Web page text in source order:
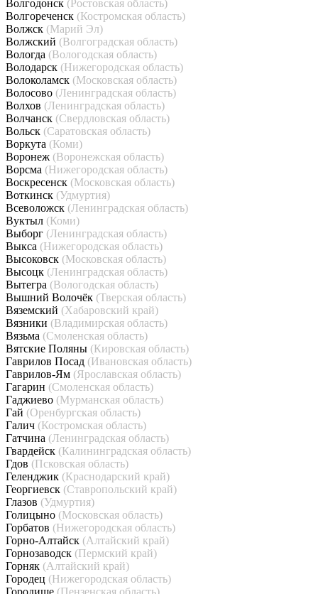
Волгодонск (Ростовская область)
Волгореченск (Костромская область)
Волжск (Марий Эл)
Волжский (Волгоградская область)
Вологда (Вологодская область)
Володарск (Нижегородская область)
Волоколамск (Московская область)
Волосово (Ленинградская область)
Волхов (Ленинградская область)
Волчанск (Свердловская область)
Вольск (Саратовская область)
Воркута (Коми)
Воронеж (Воронежская область)
Ворсма (Нижегородская область)
Воскресенск (Московская область)
Воткинск (Удмуртия)
Всеволожск (Ленинградская область)
Вуктыл (Коми)
Выборг (Ленинградская область)
Выкса (Нижегородская область)
Высоковск (Московская область)
Высоцк (Ленинградская область)
Вытегра (Вологодская область)
Вышний Волочёк (Тверская область)
Вяземский (Хабаровский край)
Вязники (Владимирская область)
Вязьма (Смоленская область)
Вятские Поляны (Кировская область)
Гаврилов Посад (Ивановская область)
Гаврилов-Ям (Ярославская область)
Гагарин (Смоленская область)
Гаджиево (Мурманская область)
Гай (Оренбургская область)
Галич (Костромская область)
Гатчина (Ленинградская область)
Гвардейск (Калининградская область)
Гдов (Псковская область)
Геленджик (Краснодарский край)
Георгиевск (Ставропольский край)
Глазов (Удмуртия)
Голицыно (Московская область)
Горбатов (Нижегородская область)
Горно-Алтайск (Алтайский край)
Горнозаводск (Пермский край)
Горняк (Алтайский край)
Городец (Нижегородская область)